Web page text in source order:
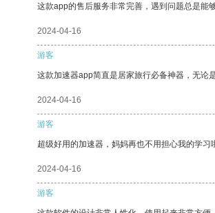
这款app的售后服务非常完善，遇到问题总是能
2024-04-16
游客
这款加速器app简直是居家旅行必备神器，无论
2024-04-16
游客
超级好用的加速器，妈妈再也不用担心我的学习
2024-04-16
游客